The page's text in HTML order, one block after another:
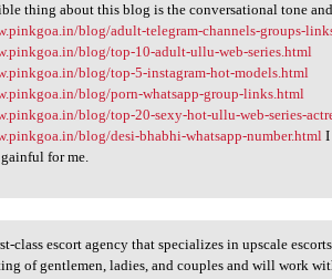
thing about
thing about this blog is the conversational tone
blog/adult-telegram-channels-groups-
blog/top-10-adult-ullu-web-series.html
blog/top-5-instagram-hot-models.html
blog/porn-whatsapp-group-links.html
blog/top-20-sexy-hot-ullu-web-series-
blog/desi-bhabhi-whatsapp-number.htmlI
for me.
first-class escort
class escort agency that specializes in upscale
of gentlemen, ladies, and couples and will work